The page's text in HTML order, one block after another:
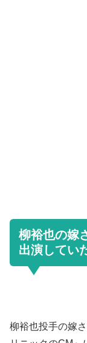
柳裕也の嫁
出演してい
柳裕也投手の嫁